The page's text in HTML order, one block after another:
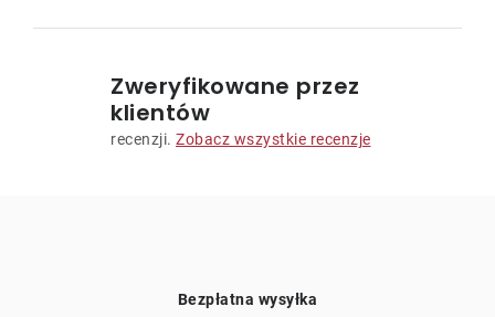
Zweryfikowane przez
klientów
recenzji. Zobacz wszystkie recenzje
Bezpłatna wysyłka